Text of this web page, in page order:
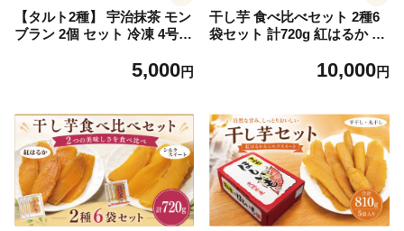
【タルト2種】 宇治抹茶 モン
ブラン 2個 セット 冷凍 4号
ケーキ タルトセット 冷凍タ
リスマスケーキ クリスマス
バレンタイン ホワイトデー
贈り物 お誕生日 誕生日 ギフ
ト お祝い ふじ食品販売 海老
名 神奈川
5,000円
干し芋 食べ比べセット 2種6
袋セット 計720g 紅はるか シ
け 冷蔵 ほし芋 ほしいも 平干
しいも さつまいも サツマイ
モ お芋 おいも hosiimo スイ
ーツ お菓子 和菓子 和スイー
ツ おやつ お取り寄せ グルメ
ギフト プレゼント 茨城県 鹿
嶋市 【2026年10月中旬以降
発送予定】
10,000円